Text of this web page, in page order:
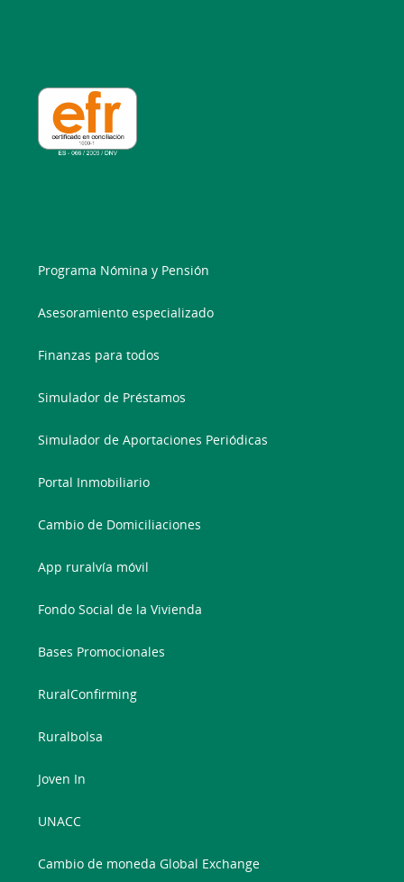
Programa Nómina y Pensión
Asesoramiento especializado
Finanzas para todos
Simulador de Préstamos
Simulador de Aportaciones Periódicas
Portal Inmobiliario
Cambio de Domiciliaciones
App ruralvía móvil
Fondo Social de la Vivienda
Bases Promocionales
RuralConfirming
Ruralbolsa
Joven In
UNACC
Cambio de moneda Global Exchange